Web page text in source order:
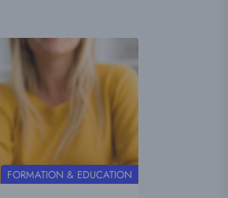
THÉMATIQUE
FORMATION & EDUCATION